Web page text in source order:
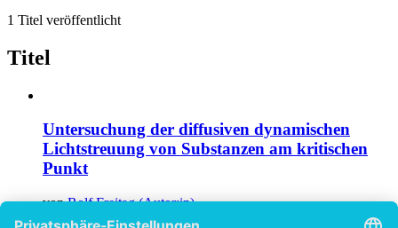
1 Titel veröffentlicht
Titel
Untersuchung der diffusiven dynamischen
Lichtstreuung von Substanzen am kritischen
Punkt
vonRolf Freitag (Autor:in)
©1996 Diplomarbeit